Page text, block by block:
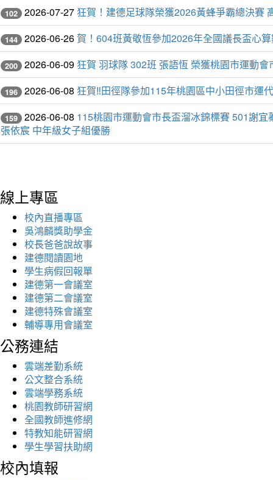
102 2026-07-27 狂賀！建德足球隊榮獲2026黃蜂爭霸總決賽
144 2026-06-26賀！604班黃敬恆參加2026年全國議長盃心
200 2026-06-09 狂賀 羽球隊 302班 張語恆 榮獲桃園市運動
196 2026-06-08 狂賀‼️田徑隊參加115年桃園區中小田徑市運
159 2026-06-08 115桃園市運動會市長盃溜冰錦標賽 501謝
張依宸 中年級女子組優勝
線上專區
校內直播專區
吳鴻麟獎助學金
校長爸爸說故事
建德閱讀園地
學生病假回報單
建德第一會議室
建德第二會議室
建德特殊會議室
輔導專用會議室
公務連結
雲端差勤系統
公文整合系統
雲端學務系統
桃園教師研習網
全國教師進修網
特教知能研習網
學生學習扶助網
校內填報